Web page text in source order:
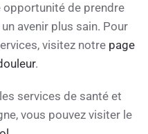
opportunité de prendre
avenir plus sain. Pour
visitez notre page
.
services de santé et
vous pouvez visiter le